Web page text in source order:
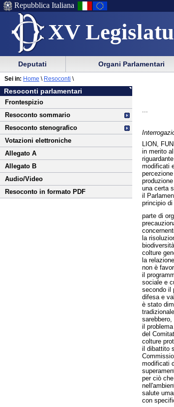
XV
Menu
di
ausilio
alla
navigazione
Menu
di
navigazione
principale
Repubblica Italiana
Menu
di
navigazione
principale
menu
di
sezione
Deputati Organi Parlamentari
Vai
al
contenuto
Resoconti parlamentari
Frontespizio
Resoconto sommario
Resoconto stenografico
Votazioni elettroniche
Allegato A
Allegato B
Audio/Video
Resoconto in formato PDF
Sei in: Home \ Resoconti \
LION,
in merito
modificati
una certa
il
principio
parte di
la
colture
la
non è
il
sociale e
secondo il
difesa e
è stato
il
del
colture
il dibattito
modificati
per ciò
salute
con